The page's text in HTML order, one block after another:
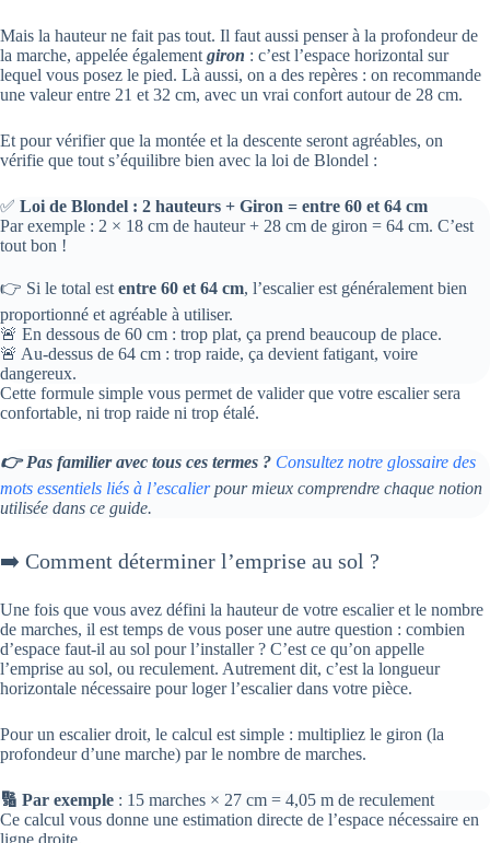
Mais la hauteur ne fait pas tout. Il faut aussi penser à la profondeur de
la marche, appelée également giron : c’est l’espace horizontal sur
lequel vous posez le pied. Là aussi, on a des repères : on recommande
une valeur entre 21 et 32 cm, avec un vrai confort autour de 28 cm.
Et pour vérifier que la montée et la descente seront agréables, on
vérifie que tout s’équilibre bien avec la loi de Blondel :
✅ Loi de Blondel : 2 hauteurs + Giron = entre 60 et 64 cm
Par exemple : 2 × 18 cm de hauteur + 28 cm de giron = 64 cm. C’est
tout bon !
👉 Si le total est entre 60 et 64 cm, l’escalier est généralement bien
proportionné et agréable à utiliser.
🚨 En dessous de 60 cm : trop plat, ça prend beaucoup de place.
🚨 Au-dessus de 64 cm : trop raide, ça devient fatigant, voire
dangereux.
Cette formule simple vous permet de valider que votre escalier sera
confortable, ni trop raide ni trop étalé.
👉 Pas familier avec tous ces termes ? Consultez notre glossaire des
mots essentiels liés à l’escalierpour mieux comprendre chaque notion
utilisée dans ce guide.
➡️ Comment déterminer l’emprise au sol ?
Une fois que vous avez défini la hauteur de votre escalier et le nombre
de marches, il est temps de vous poser une autre question : combien
d’espace faut-il au sol pour l’installer ? C’est ce qu’on appelle
l’emprise au sol, ou reculement. Autrement dit, c’est la longueur
horizontale nécessaire pour loger l’escalier dans votre pièce.
Pour un escalier droit, le calcul est simple : multipliez le giron (la
profondeur d’une marche) par le nombre de marches.
🔢 Par exemple : 15 marches × 27 cm = 4,05 m de reculement
Ce calcul vous donne une estimation directe de l’espace nécessaire en
ligne droite.